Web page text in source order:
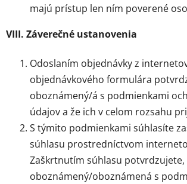
majú prístup len ním poverené
VIII. Záverečné ustanovenia
Odoslaním objednávky z
objednávkového formulára
oboznámený/á s podmienkami
údajov a že ich v celom rozsahu
S týmito podmienkami súhlasíte
súhlasu prostredníctvom
Zaškrtnutím súhlasu potvrdzujete,
oboznámený/oboznámená s